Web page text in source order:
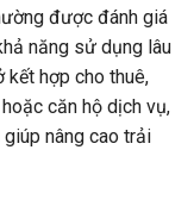
được đánh giá
năng sử dụng lâu
kết hợp cho thuê,
căn hộ dịch vụ,
nâng cao trải